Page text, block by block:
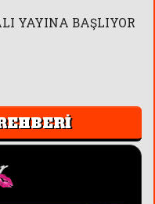
YAYINA BAŞLIYOR